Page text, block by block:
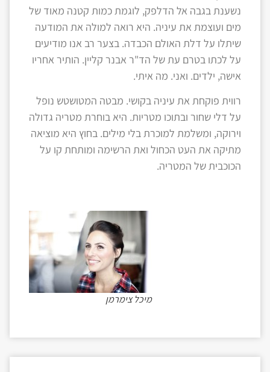
נשענת בגבה אל הדלפק, לוגמת כמות קטנה מאוד של
מים ועוצמת את עיניה. היא רואה למולה את המודעה
שיתלו על דלת האולם הכבדה. בצער רב אנו מודיעים
על לכתו בטרם עת של הד"ר אבנר קליין. הותיר אחריו
אישה, ילדים. ואני. מה איתי.
רווית פוקחת את עיניה בקושי. מבטה המטושטש נופל
על דלי שחור ובתוכו מטריות. היא בוחרת מטריה גדולה
וירוקה, ומשלמת למוכרת בלי מילים. בחוץ היא מוציאה
מתיקה את העט הכחול ואת הרשימה ומותחת קו על
הכוכבית של המטריה.
מיכל צימרמן